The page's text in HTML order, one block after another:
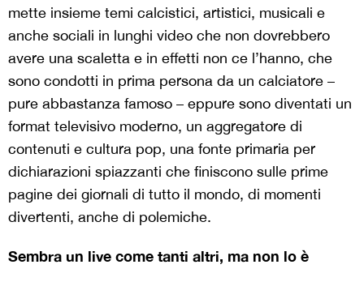
mette insieme temi calcistici, artistici, musicali e
anche sociali in lunghi video che non dovrebbero
avere una scaletta e in effetti non ce l’hanno, che
sono condotti in prima persona da un calciatore –
pure abbastanza famoso – eppure sono diventati un
format televisivo moderno, un aggregatore di
contenuti e cultura pop, una fonte primaria per
dichiarazioni spiazzanti che finiscono sulle prime
pagine dei giornali di tutto il mondo, di momenti
divertenti, anche di polemiche.
Sembra un live come tanti altri, ma non lo è